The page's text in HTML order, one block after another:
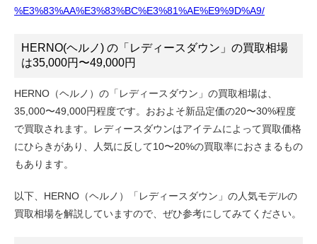
%E3%83%AA%E3%83%BC%E3%81%AE%E9%9D%A9/
HERNO(ヘルノ) の「レディースダウン」の買取相場
は35,000円〜49,000円
HERNO（ヘルノ）の「レディースダウン」の買取相場は、
35,000〜49,000円程度です。おおよそ新品定価の20〜30%程度
で買取されます。レディースダウンはアイテムによって買取価格
にひらきがあり、人気に反して10〜20%の買取率におさまるもの
もあります。
以下、HERNO（ヘルノ）「レディースダウン」の人気モデルの
買取相場を解説していますので、ぜひ参考にしてみてください。